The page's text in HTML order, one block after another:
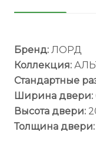
Бренд: ЛОРД
Коллекция:
Стандартные
Ширина двери:
Высота двери:
Толщина двери: